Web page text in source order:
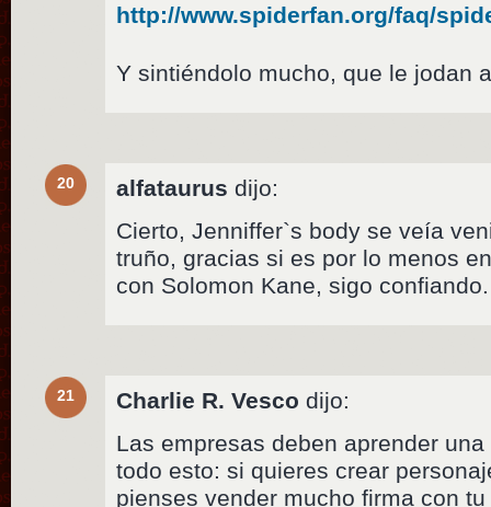
http://www.spiderfan.org/faq/
Y sintiéndolo mucho, que le jodan
20 alfataurus dijo:
Cierto, Jenniffer`s body se veía
truño, gracias si es por lo menos
con Solomon Kane, sigo confiando.
21 Charlie R. Vesco dijo:
Las empresas deben aprender
todo esto: si quieres crear
pienses vender mucho firma con